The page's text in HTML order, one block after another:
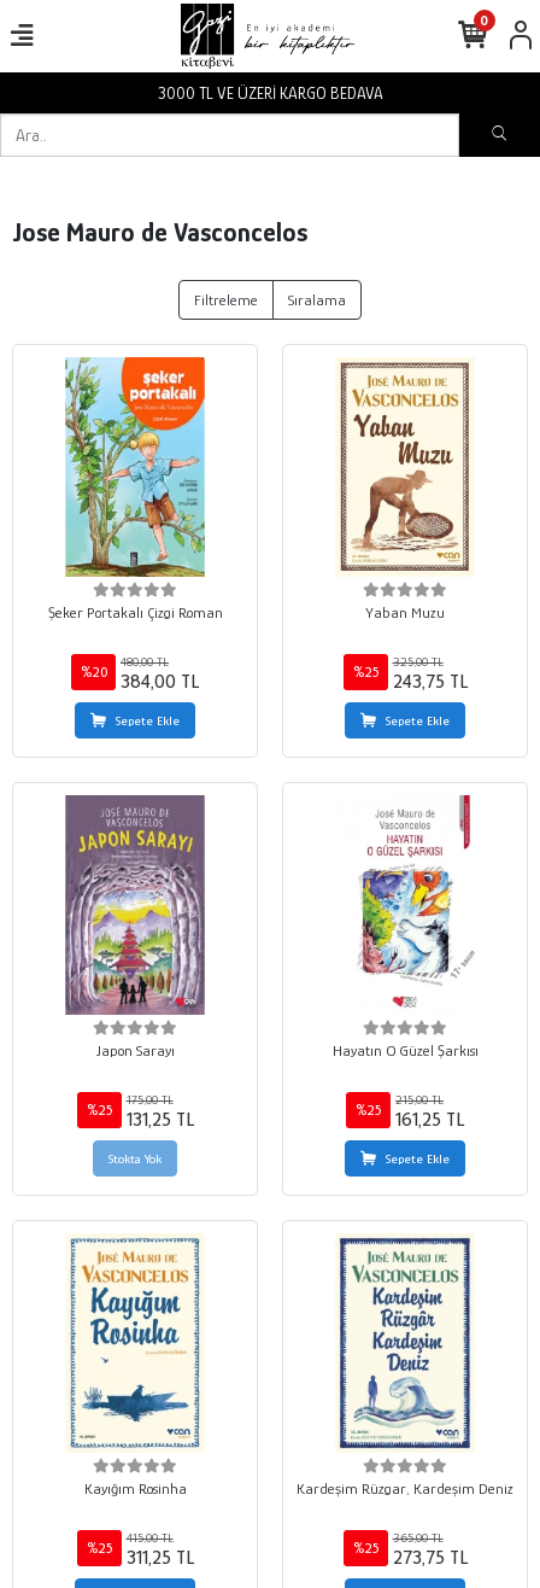
3000 TL VE ÜZERİ KARGO BEDAVA
0
Jose Mauro de Vasconcelos
Filtreleme Sıralama
Şeker Portakalı Çizgi Roman
%20
480,00 TL
384,00 TL
Sepete Ekle
Yaban Muzu
%25
325,00 TL
243,75 TL
Sepete Ekle
Japon Sarayı
%25
175,00 TL
131,25 TL
Stokta Yok
Hayatın O Güzel Şarkısı
%25
215,00 TL
161,25 TL
Sepete Ekle
Kayığım Rosinha
%25
415,00 TL
311,25 TL
Kardeşim Rüzgar, Kardeşim Deniz
%25
365,00 TL
273,75 TL